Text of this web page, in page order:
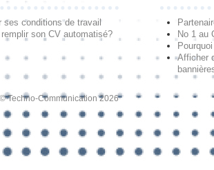
ses conditions de travail
remplir son CV automatisé?
No 1 au
Afficher
Techno-Communication 2026